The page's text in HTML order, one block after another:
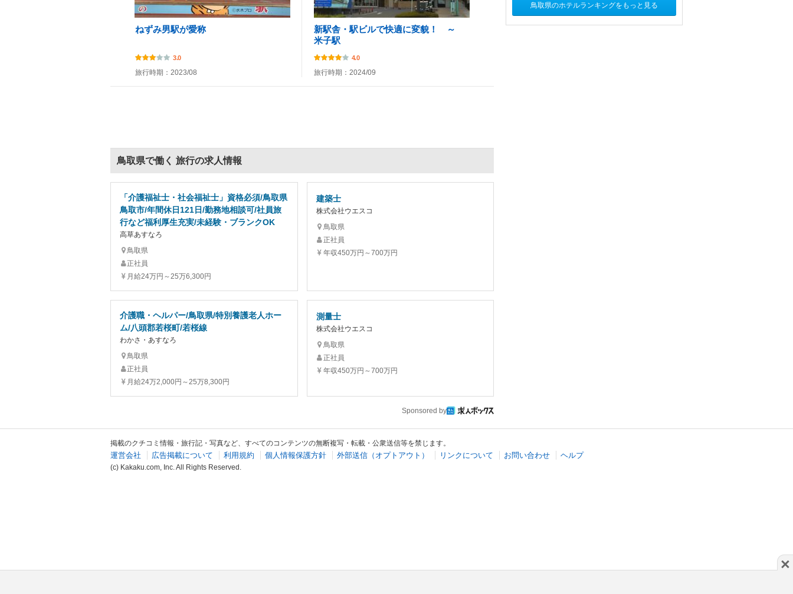
ねずみ男駅が愛称
3.0
旅行時期：2023/08
新駅舎・駅ビルで快適に変貌！ ～
米子駅
4.0
旅行時期：2024/09
鳥取県で働く 旅行の求人情報
「介護福祉士・社会福祉士」資格必須/鳥取県
鳥取市/年間休日121日/勤務地相談可/社員旅
行など福利厚生充実/未経験・ブランクOK
高草あすなろ
鳥取県
正社員
月給24万円～25万6,300円
建築士
株式会社ウエスコ
鳥取県
正社員
年収450万円～700万円
介護職・ヘルパー/鳥取県/特別養護老人ホー
ム/八頭郡若桜町/若桜線
わかさ・あすなろ
鳥取県
正社員
月給24万2,000円～25万8,300円
測量士
株式会社ウエスコ
鳥取県
正社員
年収450万円～700万円
Sponsored by
鳥取県のホテルランキングをもっと見る
×
掲載のクチコミ情報・旅行記・写真など、すべてのコンテンツの無断複写・転載・公衆送信等を禁じます。
運営会社 広告掲載について 利用規約 個人情報保護方針 外部送信（オプトアウト） リンクについて お問い合わせ ヘルプ
(c) Kakaku.com, Inc. All Rights Reserved.